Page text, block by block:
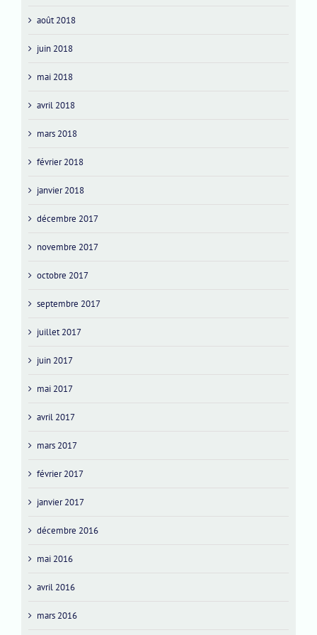
août 2018
juin 2018
mai 2018
avril 2018
mars 2018
février 2018
janvier 2018
décembre 2017
novembre 2017
octobre 2017
septembre 2017
juillet 2017
juin 2017
mai 2017
avril 2017
mars 2017
février 2017
janvier 2017
décembre 2016
mai 2016
avril 2016
mars 2016